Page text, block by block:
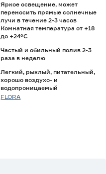
Яркое освещение, может
переносить прямые солнечные
лучи в течение 2-3 часов
Комнатная температура от +18
до +24°C
Частый и обильный полив 2-3
раза в неделю
Легкий, рыхлый, питательный,
хорошо воздухо- и
водопроницаемый
FLORA